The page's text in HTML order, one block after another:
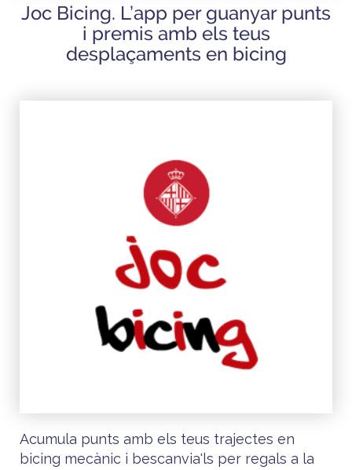
Joc Bicing. L’app per guanyar punts
i premis amb els teus
desplaçaments en bicing
Acumula punts amb els teus trajectes en
bicing mecànic i bescanvia'ls per regals a la